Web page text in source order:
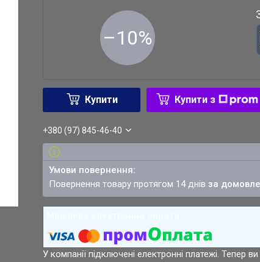
–10%
Купити Купити з
+380 (97) 845-46-40
повернення товару протягом 14 днівза
У компанії підключені електронні платежі.